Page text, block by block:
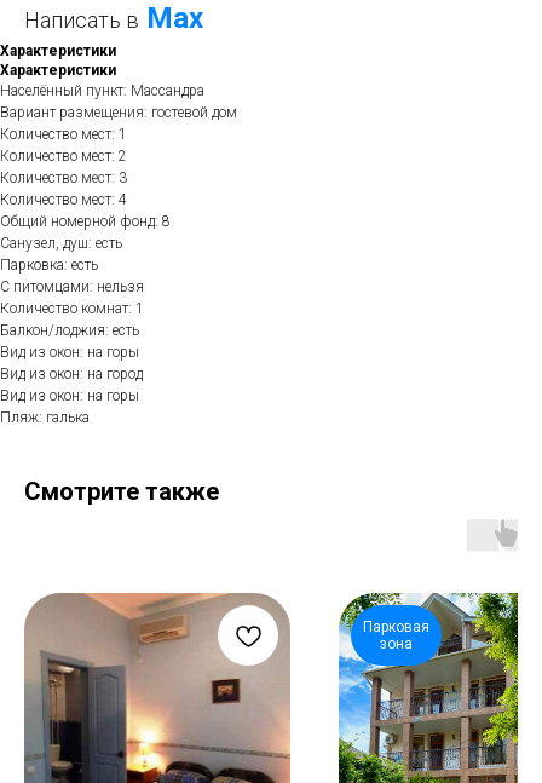
Написать в Mах
Характеристики
Характеристики
Населённый пункт: Массандра
Вариант размещения: гостевой дом
Количество мест: 1
Количество мест: 2
Количество мест: 3
Количество мест: 4
Общий номерной фонд: 8
Санузел, душ: есть
Парковка: есть
С питомцами: нельзя
Количество комнат: 1
Балкон/лоджия: есть
Вид из окон: на горы
Вид из окон: на город
Вид из окон: на горы
Пляж: галька
Смотрите также
Парковая
зона